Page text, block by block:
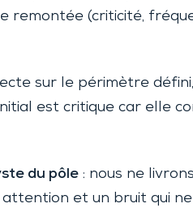
remontée (criticité,
sur le périmètre
est critique car elle
du pôle : nous ne
et un bruit qui